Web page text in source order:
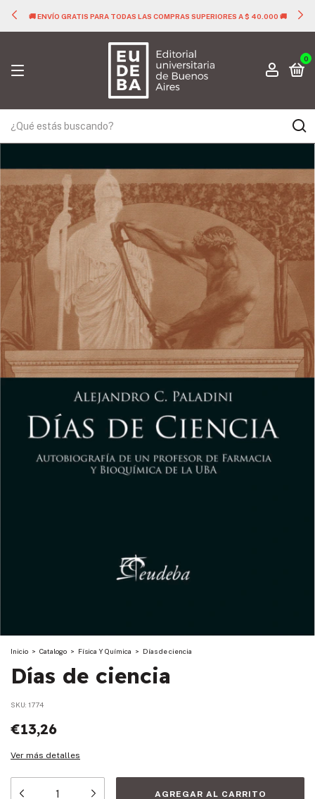
🚚 ENVÍO GRATIS PARA TODAS LAS COMPRAS SUPERIORES A $ 40.000 🚚
0
Inicio > Catalogo > Física Y Química > Días de ciencia
Días de ciencia
SKU: 1774
€13,26
Ver más detalles